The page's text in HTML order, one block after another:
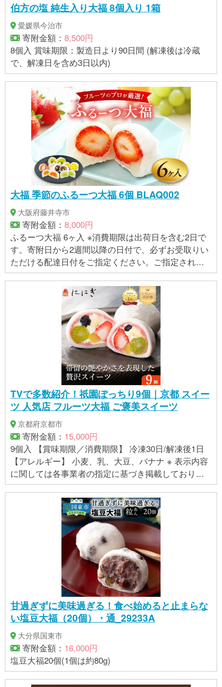
伯方の塩 純生入り大福 8個入り 1箱
愛媛県今治市
寄附金額： 8,500円
8個入 賞味期限：製造日より90日間 (解凍後は冷蔵
で、解凍日を含め3日以内)
大福 季節のふるーつ大福 6個 BLAQ002
大阪府藤井寺市
寄附金額： 8,000円
ふるーつ大福 6ヶ入 ※消費期限は出荷日を含む2日で
す。寄附日から2週間以降の日付で、必ずお受取りい
ただける配達日付をご指定ください。ご指定された
お届け日付の変更はできかねます。 ※配送時間はお受
けできません。 ※提供事業者が水曜日定休のため、木
曜日指定は承れません。また、GWやお盆、年末年始
もお受けできません。 ※悪天候や、物流状況により遅
延が発生する場合がございます。その場合はご指定
頂いた配送日付に間に合わない可能性がございます
ので、予めご了承お願いいたします。 ※長期不在等の
お客様都合により、お受取りできなかった場合の返
品・再送はお受けできません。お受け取りいいただ
けないまま消費期限が過ぎてしまった場合は、配送
業者にて破棄させていただきます。 ※消費期限上、北
海道・沖縄県・青森県・岩手県・秋田県・山形県・
沖縄・離島エリアにお住まいの方へは、配送ができ
かねますのでご注意ください。 ※発送時期により詰め
合わせの内容が変更となります。 ※詰め合わせの内容
についてはご指定できませんので、ご了承の上お申
込み下さい。 ※12月頃から5月頃発送分につきまして
は、いちご大福 6ヶ入でのお届けになります。 ※果物
の仕入れ状況によりましては、単一の果物になる場
合がございます。 ※1ヶあたりの重さは中のフルーツ
によって異なります。 ※冷蔵でのお届けとなります。
※お申込時の決済手段は、『オンライン決済限定』と
なります。 ※その他の払込方法をご選択いただいても
受付が出来ませんので何卒ご了承ください。 ※商品到
着後は、必ず冷蔵庫で保存し、出来る限りお早めに
お召上がりください。 【加工地】 大阪府藤井寺市
TVで多数紹介！祇園ぽっちり9個｜京都 スイー
ツ 人気店 フルーツ大福 ご褒美スイーツ
京都府京都市
寄附金額： 15,000円
9個入 【賞味期限／消費期限】 冷凍30日/解凍後1日
【アレルギー】 小麦、乳、大豆、バナナ ※ 表示内容
に関しては各事業者の指定に基づき掲載しており、
一切の内容を保証するものではございません。 ※ご不
明の点がございましたら事業者まで直接お問い合わ
甘過ぎずに美味過ぎる！食べ始めると止まらな
い塩豆大福（20個）・通_29233A
大分県国東市
寄附金額： 16,000円
塩豆大福20個(1個は約80g)